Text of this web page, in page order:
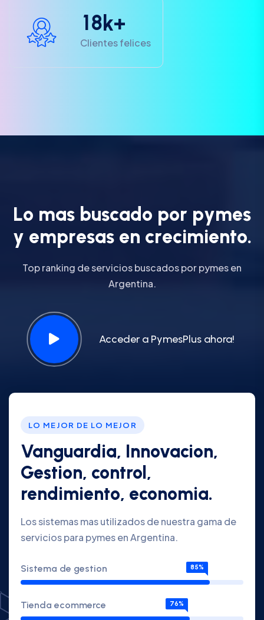
18k+
Clientes felices
Lo mas buscado por pymes
y empresas en crecimiento.
Top ranking de servicios buscados por pymes en
Argentina.
Acceder a PymesPlus ahora!
LO MEJOR DE LO MEJOR
Vanguardia, Innovacion,
Gestion, control,
rendimiento, economia.
Los sistemas mas utilizados de nuestra gama de
servicios para pymes en Argentina.
Sistema de gestion 85%
Tienda ecommerce 76%